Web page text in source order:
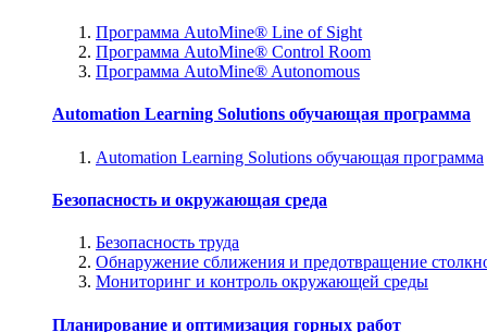
Программа AutoMine® Line of Sight
Программа AutoMine® Control Room
Программа AutoMine® Autonomous
Automation Learning Solutions обучающая программа
Automation Learning Solutions обучающая программа
Безопасность и окружающая среда
Безопасность труда
Обнаружение сближения и предотвращение
Мониторинг и контроль окружающей среды
Планирование и оптимизация горных работ